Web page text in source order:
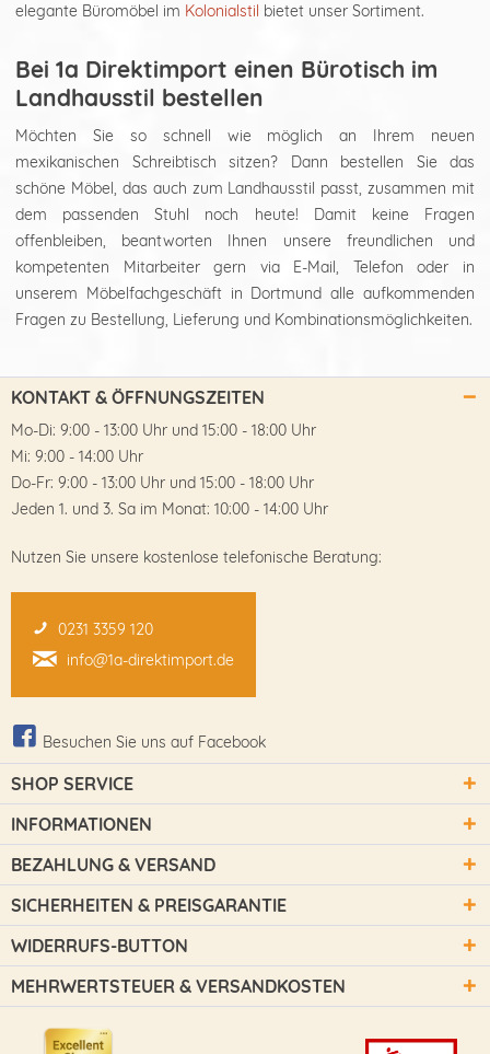
elegante Büromöbel im Kolonialstil bietet unser Sortiment.
Bei 1a Direktimport einen Bürotisch im
Landhausstil bestellen
Möchten Sie so schnell wie möglich an Ihrem neuen
mexikanischen Schreibtisch sitzen? Dann bestellen Sie das
schöne Möbel, das auch zum Landhausstil passt, zusammen mit
dem passenden Stuhl noch heute! Damit keine Fragen
offenbleiben, beantworten Ihnen unsere freundlichen und
kompetenten Mitarbeiter gern via E-Mail, Telefon oder in
unserem Möbelfachgeschäft in Dortmund alle aufkommenden
Fragen zu Bestellung, Lieferung und Kombinationsmöglichkeiten.
KONTAKT & ÖFFNUNGSZEITEN
Mo-Di: 9:00 - 13:00 Uhr und 15:00 - 18:00 Uhr
Mi: 9:00 - 14:00 Uhr
Do-Fr: 9:00 - 13:00 Uhr und 15:00 - 18:00 Uhr
Jeden 1. und 3. Sa im Monat: 10:00 - 14:00 Uhr
Nutzen Sie unsere kostenlose telefonische Beratung:
0231 3359 120
info@1a-direktimport.de
Besuchen Sie uns auf Facebook
SHOP SERVICE
INFORMATIONEN
BEZAHLUNG & VERSAND
SICHERHEITEN & PREISGARANTIE
WIDERRUFS-BUTTON
MEHRWERTSTEUER & VERSANDKOSTEN